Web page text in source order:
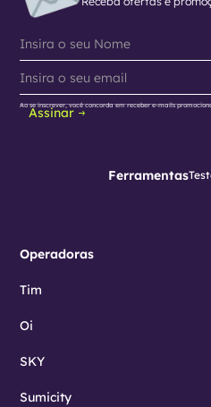
Assinar
Ao se inscrever, você concorda em receber e-mails
Ferramentas
Operadoras
Tim
Oi
SKY
Sumicity